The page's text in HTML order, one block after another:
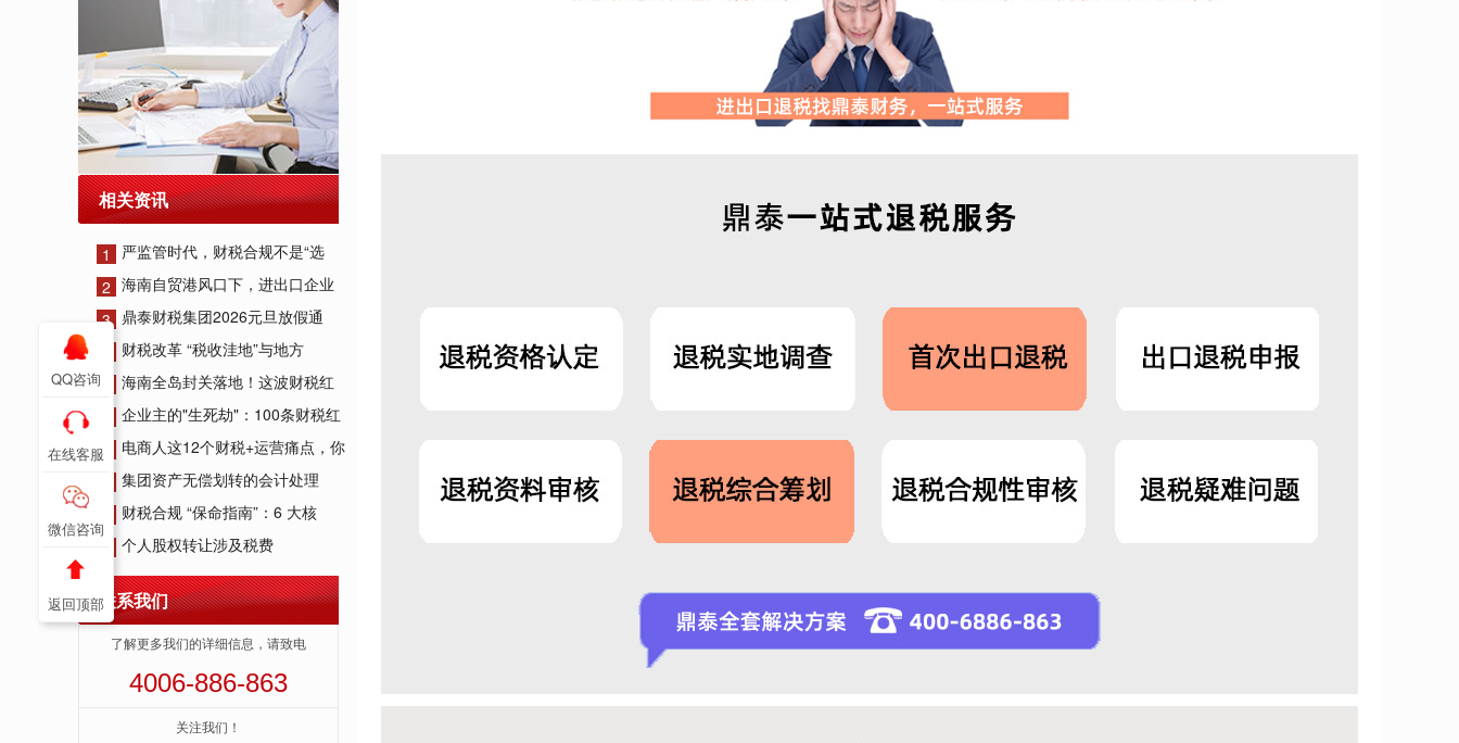
相关资讯
1
严监管时代，财税合规不是“选
2 海南自贸港风口下，进出口企业
3 鼎泰财税集团2026元旦放假通
财税改革 “税收洼地”与地方
海南全岛封关落地！这波财税红
企业主的"生死劫"：100条财税红
7
电商人这12个财税+运营痛点，你
集团资产无偿划转的会计处理
财税合规 “保命指南”：6 大核
个人股权转让涉及税费
联系我们
了解更多我们的详细信息，请致电
4006-886-863
关注我们！
QQ咨询
在线客服
微信咨询
返回顶部